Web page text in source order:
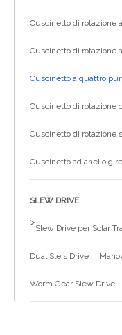
Cuscinetto di rotazione
Cuscinetto di rotazione
Cuscinetto a quattro
Cuscinetto di rotazione
Cuscinetto di rotazione
Cuscinetto ad anello
SLEW DRIVE
>
Slew Drive per Solar
Dual Sleis Drive
Worm Gear Slew Drive